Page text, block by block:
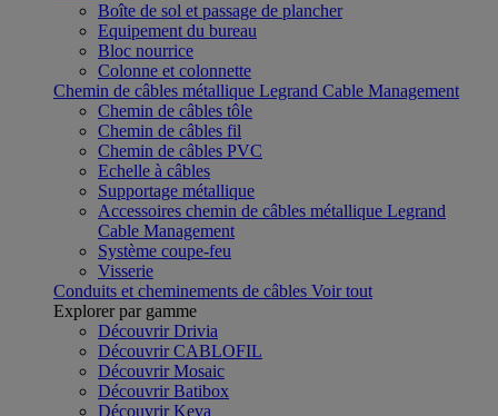
Boîte de sol et passage de plancher
Equipement du bureau
Bloc nourrice
Colonne et colonnette
Chemin de câbles métallique Legrand Cable Management
Chemin de câbles tôle
Chemin de câbles fil
Chemin de câbles PVC
Echelle à câbles
Supportage métallique
Accessoires chemin de câbles métallique Legrand
Cable Management
Système coupe-feu
Visserie
Conduits et cheminements de câbles Voir tout
Explorer par gamme
Découvrir Drivia
Découvrir CABLOFIL
Découvrir Mosaic
Découvrir Batibox
Découvrir Keva